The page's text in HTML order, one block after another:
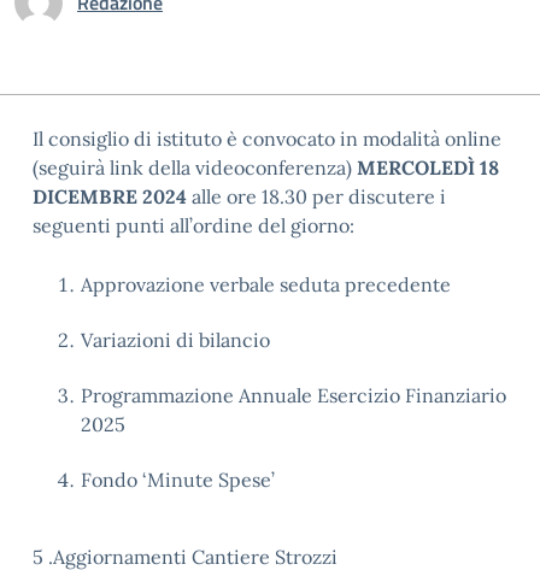
Il consiglio di istituto è convocato in modalità online
(seguirà link della videoconferenza) MERCOLEDÌ 18
DICEMBRE 2024 alle ore 18.30 per discutere i
seguenti punti all’ordine del giorno:
Approvazione verbale seduta precedente
Variazioni di bilancio
Programmazione Annuale Esercizio Finanziario
2025
Fondo ‘Minute Spese’
5 .Aggiornamenti Cantiere Strozzi